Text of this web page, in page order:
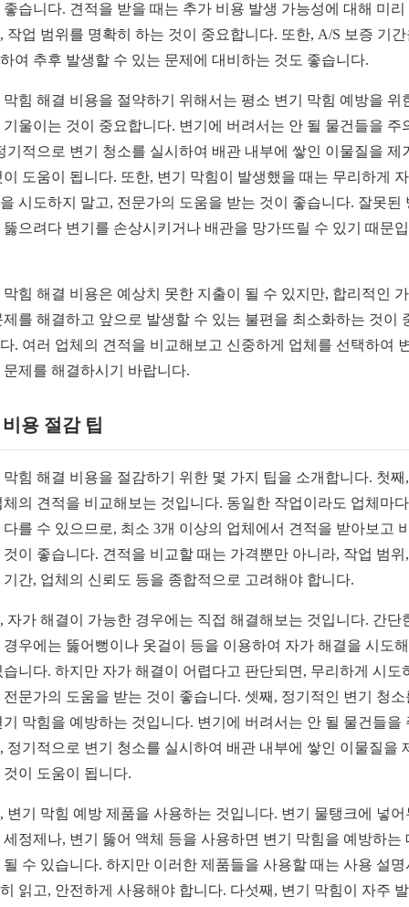
좋습니다. 견적을 받을 때는 추가 비용 발생 가능성에 대해 미리
작업 범위를 명확히 하는 것이 중요합니다. 또한, A/S 보증 기
여 추후 발생할 수 있는 문제에 대비하는 것도 좋습니다.
막힘 해결 비용을 절약하기 위해서는 평소 변기 막힘 예방을 위
기울이는 것이 중요합니다. 변기에 버려서는 안 될 물건들을 주
기적으로 변기 청소를 실시하여 배관 내부에 쌓인 이물질을 제
이 도움이 됩니다. 또한, 변기 막힘이 발생했을 때는 무리하게
시도하지 말고, 전문가의 도움을 받는 것이 좋습니다. 잘못된
뚫으려다 변기를 손상시키거나 배관을 망가뜨릴 수 있기 때문
막힘 해결 비용은 예상치 못한 지출이 될 수 있지만, 합리적인
제를 해결하고 앞으로 발생할 수 있는 불편을 최소화하는 것이
. 여러 업체의 견적을 비교해보고 신중하게 업체를 선택하여
문제를 해결하시기 바랍니다.
비용 절감 팁
막힘 해결 비용을 절감하기 위한 몇 가지 팁을 소개합니다. 첫째
체의 견적을 비교해보는 것입니다. 동일한 작업이라도 업체마
다를 수 있으므로, 최소 3개 이상의 업체에서 견적을 받아보고
것이 좋습니다. 견적을 비교할 때는 가격뿐만 아니라, 작업 범위
기간, 업체의 신뢰도 등을 종합적으로 고려해야 합니다.
자가 해결이 가능한 경우에는 직접 해결해보는 것입니다. 간단
경우에는 뚫어뻥이나 옷걸이 등을 이용하여 자가 해결을 시도
습니다. 하지만 자가 해결이 어렵다고 판단되면, 무리하게 시도
전문가의 도움을 받는 것이 좋습니다. 셋째, 정기적인 변기 청소
기 막힘을 예방하는 것입니다. 변기에 버려서는 안 될 물건들을
정기적으로 변기 청소를 실시하여 배관 내부에 쌓인 이물질을
것이 도움이 됩니다.
변기 막힘 예방 제품을 사용하는 것입니다. 변기 물탱크에 넣어
세정제나, 변기 뚫어 액체 등을 사용하면 변기 막힘을 예방하는
될 수 있습니다. 하지만 이러한 제품들을 사용할 때는 사용 설명
읽고, 안전하게 사용해야 합니다. 다섯째, 변기 막힘이 자주